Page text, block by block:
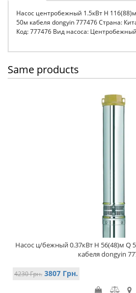
Насос центробежный 1.5кВт H
50м кабеля dongyin 777476 Страна:
Код: 777476 Вид насоса: Центробежный
Same products
Насос ц/бежный 0.37кВт H 56(48)м
кабеля dongyin
4230 Грн. 3807 Грн.